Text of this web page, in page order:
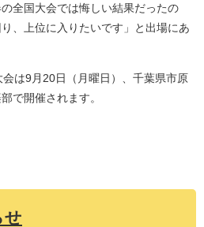
全国大会では悔しい結果だったの
、上位に入りたいです」と出場にあ
は9月20日（月曜日）、千葉県市原
で開催されます。
せ